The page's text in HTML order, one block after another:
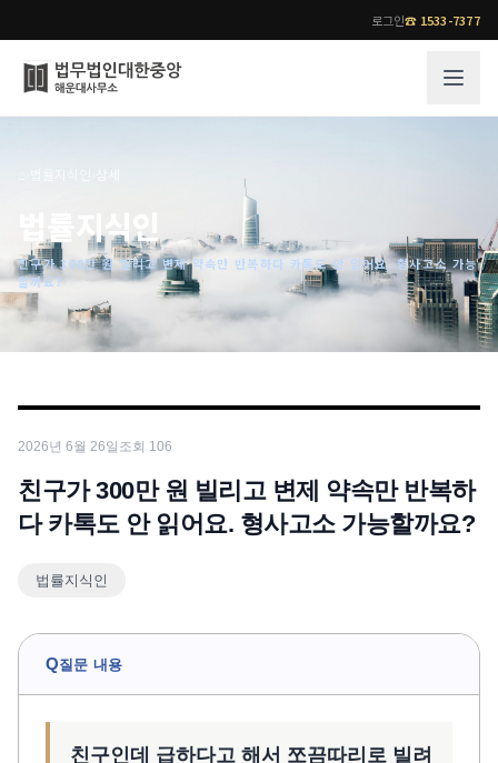
로그인☎ 1533-7377
오시는 길
통합검색
기업 인사이트
사례분석/최신동향
법률정보
소식/자료
언론보도
뉴스레터/브로슈어
법률지식인
친구가 300만 원 빌리고 변제 약속만 반복하다 카톡도 안 읽어요. 형사고소 가능
할까요?
2026년 6월 26일 조회 106
친구가 300만 원 빌리고 변제 약속만 반복하
다 카톡도 안 읽어요. 형사고소 가능할까요?
법률지식인
Q질문 내용
친구인데 급하다고 해서 쪼끔따리로 빌려